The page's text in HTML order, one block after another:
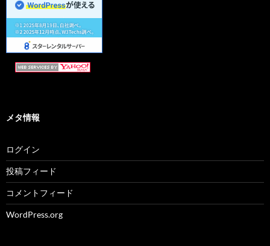
メタ情報
ログイン
投稿フィード
コメントフィード
WordPress.org